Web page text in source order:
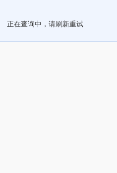
正在查询中，请刷新重试